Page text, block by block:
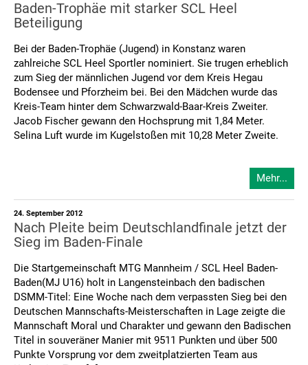
Baden-Trophäe mit starker SCL Heel
Beteiligung
Bei der Baden-Trophäe (Jugend) in Konstanz waren
zahlreiche SCL Heel Sportler nominiert. Sie trugen erheblich
zum Sieg der männlichen Jugend vor dem Kreis Hegau
Bodensee und Pforzheim bei. Bei den Mädchen wurde das
Kreis-Team hinter dem Schwarzwald-Baar-Kreis Zweiter.
Jacob Fischer gewann den Hochsprung mit 1,84 Meter.
Selina Luft wurde im Kugelstoßen mit 10,28 Meter Zweite.
Mehr...
24. September 2012
Nach Pleite beim Deutschlandfinale jetzt der
Sieg im Baden-Finale
Die Startgemeinschaft MTG Mannheim / SCL Heel Baden-
Baden(MJ U16) holt in Langensteinbach den badischen
DSMM-Titel: Eine Woche nach dem verpassten Sieg bei den
Deutschen Mannschafts-Meisterschaften in Lage zeigte die
Mannschaft Moral und Charakter und gewann den Badischen
Titel in souveräner Manier mit 9511 Punkten und über 500
Punkte Vorsprung vor dem zweitplatzierten Team aus